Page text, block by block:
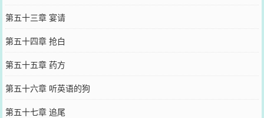
第五十三章 宴请
第五十四章 抢白
第五十五章 药方
第五十六章 听英语的狗
第五十七章 追尾